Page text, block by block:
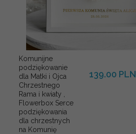
Komunijne
podziękowanie
dla Matki i Ojca
Chrzestnego
Rama i kwiaty ,
Flowerbox Serce
podziękowania
dla chrzestnych
na Komunię
139.00 PLN